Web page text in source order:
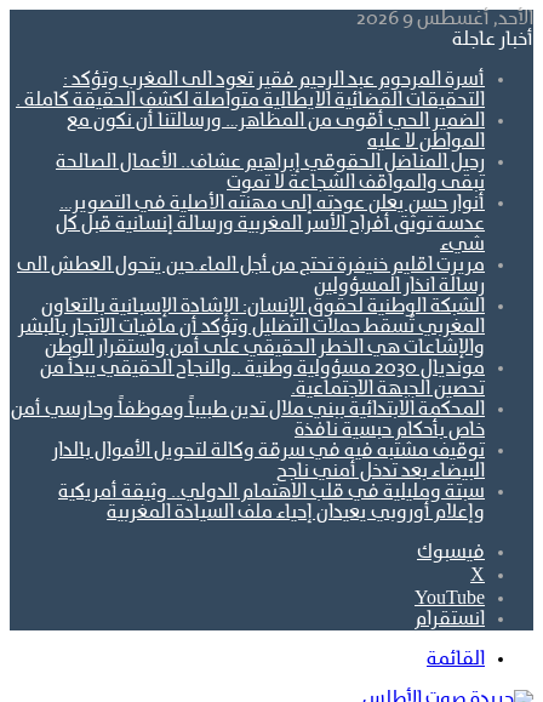
الأحد, أغسطس 9 2026
أخبار عاجلة
أسرة المرحوم عبد الرحيم فقير تعود الى المغرب وتؤكد :
التحقيقات القضائية الايطالية متواصلة لكشف الحقيقة كاملة .
الضمير الحي أقوى من المظاهر… ورسالتنا أن نكون مع
المواطن لا عليه
رحيل المناضل الحقوقي إبراهيم عشاف.. الأعمال الصالحة
تبقى والمواقف الشجاعة لا تموت
أنوار حسن يعلن عودته إلى مهنته الأصلية في التصوير…
عدسة توثق أفراح الأسر المغربية ورسالة إنسانية قبل كل
شيء
مريرت اقليم خنيفرة تحتج من أجل الماء.حين يتحول العطش الى
رسالة انذار المسؤولين
الشبكة الوطنية لحقوق الإنسان: الإشادة الإسبانية بالتعاون
المغربي تُسقط حملات التضليل وتؤكد أن مافيات الاتجار بالبشر
والإشاعات هي الخطر الحقيقي على أمن واستقرار الوطن
مونديال 2030 مسؤولية وطنية ..والنجاح الحقيقي يبدأ من
تحصين الجبهة الاجتماعية.
المحكمة الابتدائية ببني ملال تدين طبيباً وموظفاً وحارسي أمن
خاص بأحكام حبسية نافذة
توقيف مشتبه فيه في سرقة وكالة لتحويل الأموال بالدار
البيضاء بعد تدخل أمني ناجح
سبتة ومليلية في قلب الاهتمام الدولي.. وثيقة أمريكية
وإعلام أوروبي يعيدان إحياء ملف السيادة المغربية
فيسبوك
‫X
‫YouTube
انستقرام
القائمة